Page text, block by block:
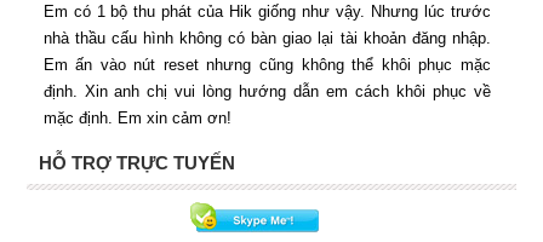
Em có 1 bộ thu phát của Hik giống như vậy. Nhưng lúc trước
nhà thầu cấu hình không có bàn giao lại tài khoản đăng nhập.
Em ấn vào nút reset nhưng cũng không thể khôi phục mặc
định. Xin anh chị vui lòng hướng dẫn em cách khôi phục về
mặc định. Em xin cảm ơn!
HỖ TRỢ TRỰC TUYẾN